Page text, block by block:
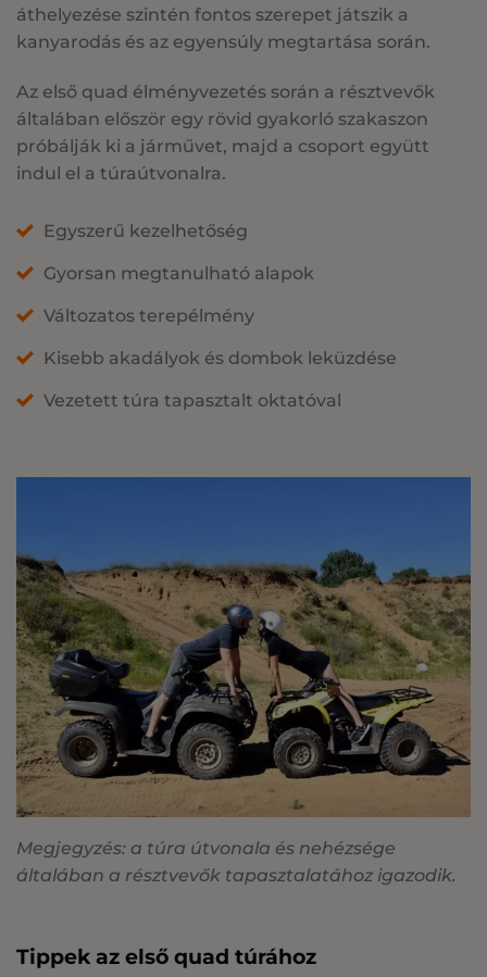
áthelyezése szintén fontos szerepet játszik a
kanyarodás és az egyensúly megtartása során.
Az első quad élményvezetés során a résztvevők
általában először egy rövid gyakorló szakaszon
próbálják ki a járművet, majd a csoport együtt
indul el a túraútvonalra.
Egyszerű kezelhetőség
Gyorsan megtanulható alapok
Változatos terepélmény
Kisebb akadályok és dombok leküzdése
Vezetett túra tapasztalt oktatóval
Megjegyzés: a túra útvonala és nehézsége
általában a résztvevők tapasztalatához igazodik.
Tippek az első quad túrához